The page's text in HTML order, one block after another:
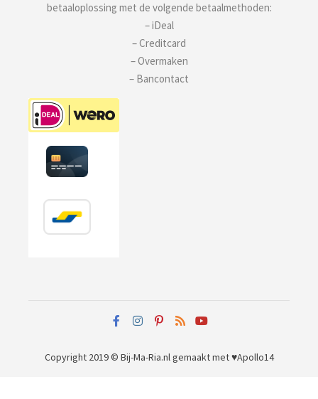
betaaloplossing met de volgende betaalmethoden:
– iDeal
– Creditcard
– Overmaken
– Bancontact
Copyright 2019 © Bij-Ma-Ria.nlgemaakt met ♥Apollo14